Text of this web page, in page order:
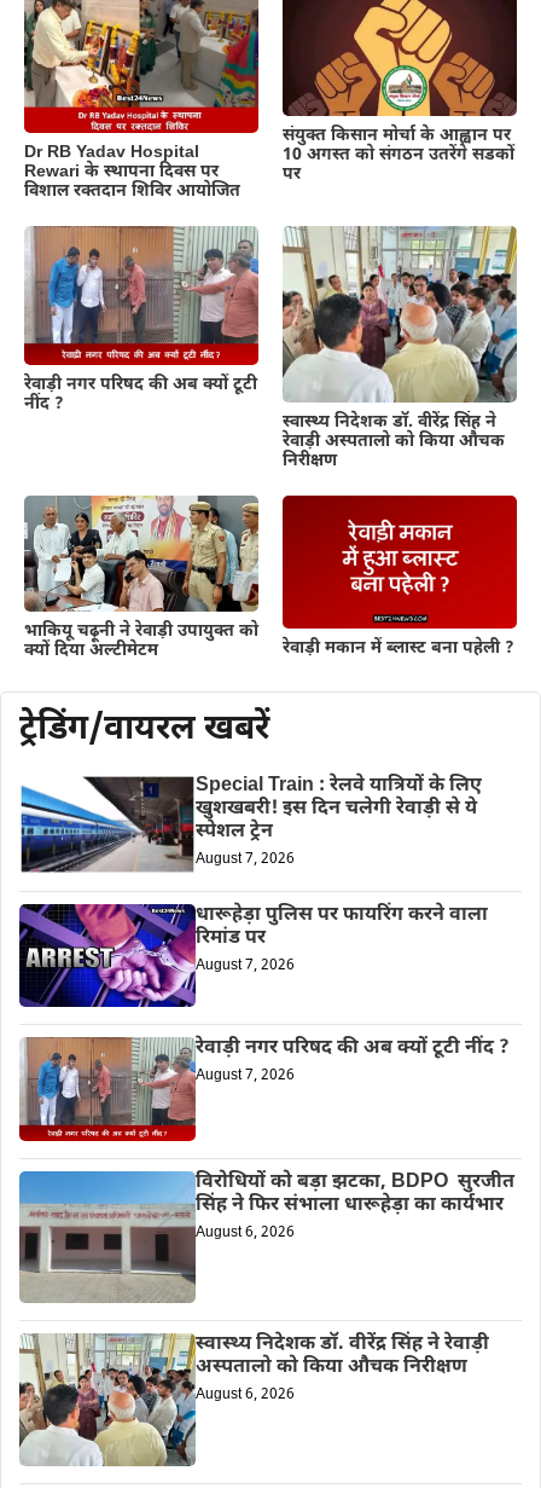
Dr RB Yadav Hospital
Rewari के स्थापना दिवस पर
विशाल रक्तदान शिविर आयोजित
संयुक्त किसान मोर्चा के आह्वान पर
10 अगस्त को संगठन उतरेंगे सडकों
पर
रेवाड़ी नगर परिषद की अब क्यों टूटी
नींद ?
स्वास्थ्य निदेशक डॉ. वीरेंद्र सिंह ने
रेवाड़ी अस्पतालो को किया औचक
निरीक्षण
भाकियू चढ़ूनी ने रेवाड़ी उपायुक्त को
क्यों दिया अल्टीमेटम
रेवाड़ी मकान में ब्लास्ट बना पहेली ?
ट्रेडिंग/वायरल खबरें
Special Train : रेलवे यात्रियों के लिए
खुशखबरी! इस दिन चलेगी रेवाड़ी से ये
स्पेशल ट्रेन
August 7, 2026
धारूहेड़ा पुलिस पर फायरिंग करने वाला
रिमांड पर
August 7, 2026
रेवाड़ी नगर परिषद की अब क्यों टूटी नींद ?
August 7, 2026
विरोधियों को बड़ा झटका, BDPO सुरजीत
सिंह ने फिर संभाला धारूहेड़ा का कार्यभार
August 6, 2026
स्वास्थ्य निदेशक डॉ. वीरेंद्र सिंह ने रेवाड़ी
अस्पतालो को किया औचक निरीक्षण
August 6, 2026